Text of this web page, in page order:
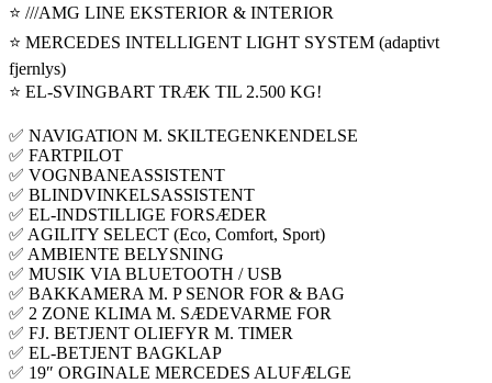
⭐ ///AMG LINE EKSTERIOR & INTERIOR
⭐ MERCEDES INTELLIGENT LIGHT SYSTEM (adaptivt
fjernlys)
⭐ EL-SVINGBART TRÆK TIL 2.500 KG!
✅ NAVIGATION M. SKILTEGENKENDELSE
✅ FARTPILOT
✅ VOGNBANEASSISTENT
✅ BLINDVINKELSASSISTENT
✅ EL-INDSTILLIGE FORSÆDER
✅ AGILITY SELECT (Eco, Comfort, Sport)
✅ AMBIENTE BELYSNING
✅ MUSIK VIA BLUETOOTH / USB
✅ BAKKAMERA M. P SENOR FOR & BAG
✅ 2 ZONE KLIMA M. SÆDEVARME FOR
✅ FJ. BETJENT OLIEFYR M. TIMER
✅ EL-BETJENT BAGKLAP
✅ 19″ ORGINALE MERCEDES ALUFÆLGE